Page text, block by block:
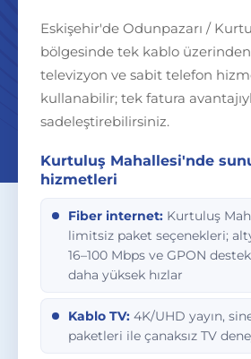
Eskişehir'de Odunpazarı /
bölgesinde tek kablo
televizyon ve sabit telefon
kullanabilir; tek fatura
sadeleştirebilirsiniz.
Kurtuluş Mahallesi'nde
hizmetleri
Fiber internet: Kurtuluş
limitsiz paket seçenekleri;
16–100 Mbps ve GPON
daha yüksek hızlar
Kablo TV: 4K/UHD yayın,
paketleri ile çanaksız TV